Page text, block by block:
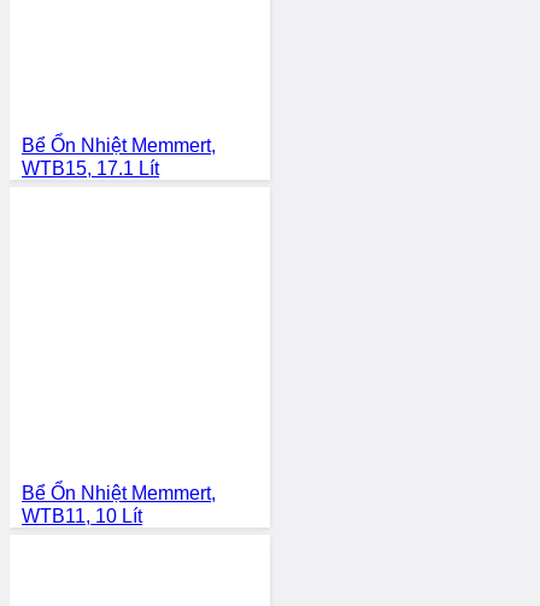
Bể Ổn Nhiệt Memmert,
WTB15, 17.1 Lít
Bể Ổn Nhiệt Memmert,
WTB11, 10 Lít